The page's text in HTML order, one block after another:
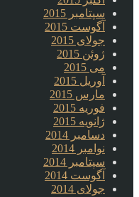
سپتامبر 2015
آگوست 2015
جولای 2015
ژوئن 2015
می 2015
آوریل 2015
مارس 2015
فوریه 2015
ژانویه 2015
دسامبر 2014
نوامبر 2014
سپتامبر 2014
آگوست 2014
جولای 2014